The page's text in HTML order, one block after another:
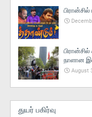
நாளான
August
துயர் பகிர்வு